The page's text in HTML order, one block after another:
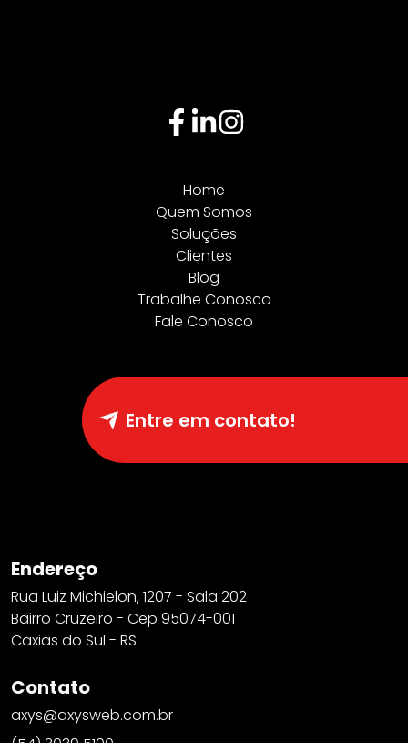
Endereço
Rua Luiz Michielon, 1207 - Sala 202
Bairro Cruzeiro - Cep 95074-001
Caxias do Sul - RS
Contato
axys@axysweb.com.br
Home
Quem Somos
Soluções
Clientes
Blog
Trabalhe Conosco
Fale Conosco
Entre em contato!